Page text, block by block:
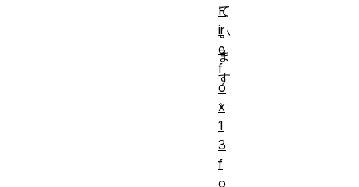
て
い
ま
す
。
F
ir
e
f
o
x
1
3
f
o